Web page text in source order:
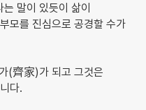
말이 있듯이 삶이
모를 진심으로 공경할 수가
(齊家)가 되고 그것은
다.